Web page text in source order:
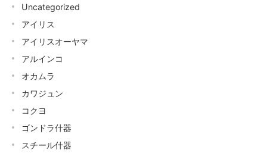
Uncategorized
アイリス
アイリスオーヤマ
アルインコ
オカムラ
カワジュン
コクヨ
ゴンドラ什器
スチール什器